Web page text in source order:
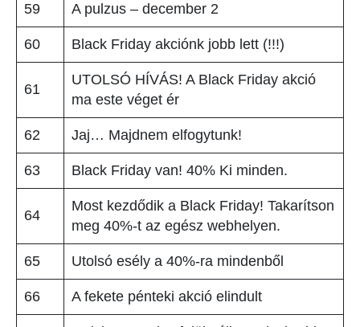
59 A pulzus – december 2
60 Black Friday akciónk jobb lett (!!!)
61
UTOLSÓ HÍVÁS! A Black Friday akció
ma este véget ér
62 Jaj… Majdnem elfogytunk!
63 Black Friday van! 40% Ki minden.
64
Most kezdődik a Black Friday! Takarítson
meg 40%-t az egész webhelyen.
65 Utolsó esély a 40%-ra mindenből
66 A fekete pénteki akció elindult